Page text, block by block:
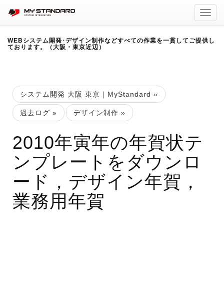
WEBシステム開発･デザイン制作などすべての作業を一貫してご提供し
ております。（大阪・東京近辺）
システム開発 大阪 東京｜MyStandard »
過去ログ » デザイン制作 »
2010年寅年の年賀状テ
ンプレートをダウンロ
ード，デザイン年賀，
業務用年賀